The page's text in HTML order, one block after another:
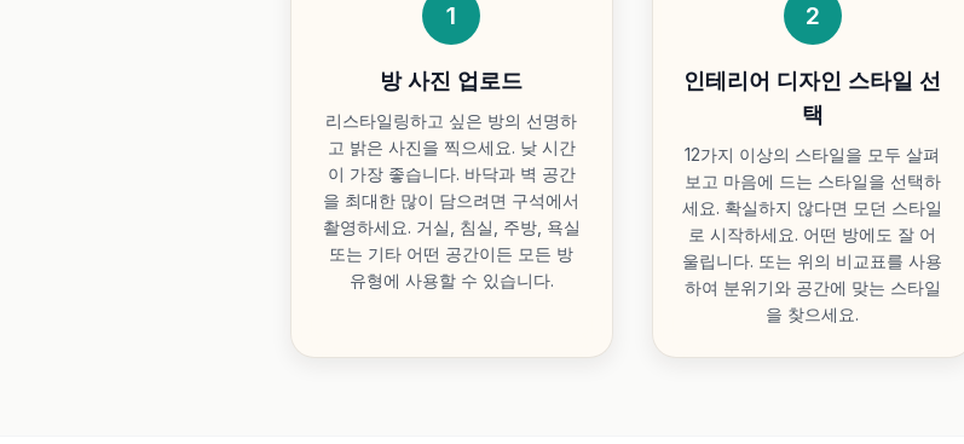
1
방 사진 업로드
리스타일링하고 싶은 방의 선명하
고 밝은 사진을 찍으세요. 낮 시간
이 가장 좋습니다. 바닥과 벽 공간
을 최대한 많이 담으려면 구석에서
촬영하세요. 거실, 침실, 주방, 욕실
또는 기타 어떤 공간이든 모든 방
유형에 사용할 수 있습니다.
2
인테리어 디자인 스타일 선
택
12가지 이상의 스타일을 모두 살펴
보고 마음에 드는 스타일을 선택하
세요. 확실하지 않다면 모던 스타일
로 시작하세요. 어떤 방에도 잘 어
울립니다. 또는 위의 비교표를 사용
하여 분위기와 공간에 맞는 스타일
을 찾으세요.